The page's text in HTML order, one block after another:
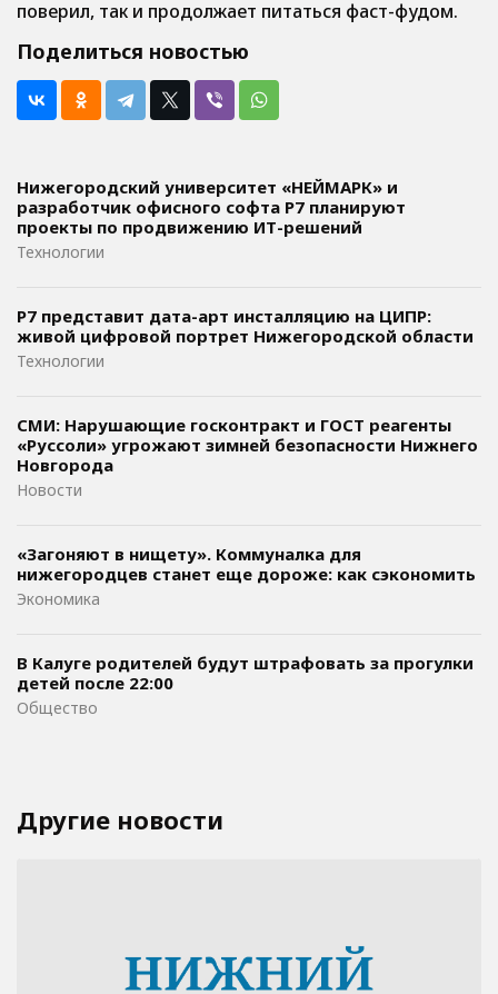
поверил, так и продолжает питаться фаст-фудом.
Поделиться новостью
Нижегородский университет «НЕЙМАРК» и
разработчик офисного софта P7 планируют
проекты по продвижению ИТ-решений
Технологии
Р7 представит дата-арт инсталляцию на ЦИПР:
живой цифровой портрет Нижегородской области
Технологии
СМИ: Нарушающие госконтракт и ГОСТ реагенты
«Руссоли» угрожают зимней безопасности Нижнего
Новгорода
Новости
«Загоняют в нищету». Коммуналка для
нижегородцев станет еще дороже: как сэкономить
Экономика
В Калуге родителей будут штрафовать за прогулки
детей после 22:00
Общество
Другие новости